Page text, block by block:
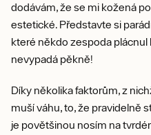
dodávám, že se mi kožená
estetické. Představte si
které někdo zespoda plácnul
nevypadá pěkně!
Díky několika faktorům, z
muší váhu, to, že pravidelně
je povětšinou nosím na